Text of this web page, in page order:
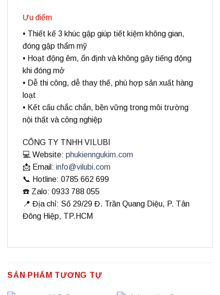
Ưu điểm
• Thiết kế 3 khúc gập giúp tiết kiệm không gian,
đóng gập thẩm mỹ
• Hoạt động êm, ổn định và không gây tiếng động
khi đóng mở
• Dễ thi công, dễ thay thế, phù hợp sản xuất hàng
loạt
• Kết cấu chắc chắn, bền vững trong môi trường
nội thất và công nghiệp
CÔNG TY TNHH VILUBI
💻 Website: phukienngukim.com
📩 Email: info@vilubi.com
📞 Hotline: 0785 662 699
☎️ Zalo: 0933 788 055
📍 Địa chỉ: Số 29/29 Đ. Trần Quang Diệu, P. Tân
Đông Hiệp, TP.HCM
SẢN PHẨM TƯƠNG TỰ